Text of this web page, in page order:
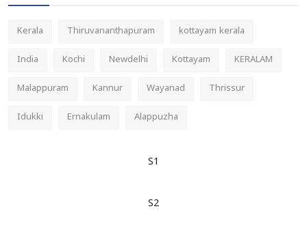
Kerala Thiruvananthapuram kottayam kerala
India Kochi Newdelhi Kottayam KERALAM
Malappuram Kannur Wayanad Thrissur
Idukki Ernakulam Alappuzha
S1
S2